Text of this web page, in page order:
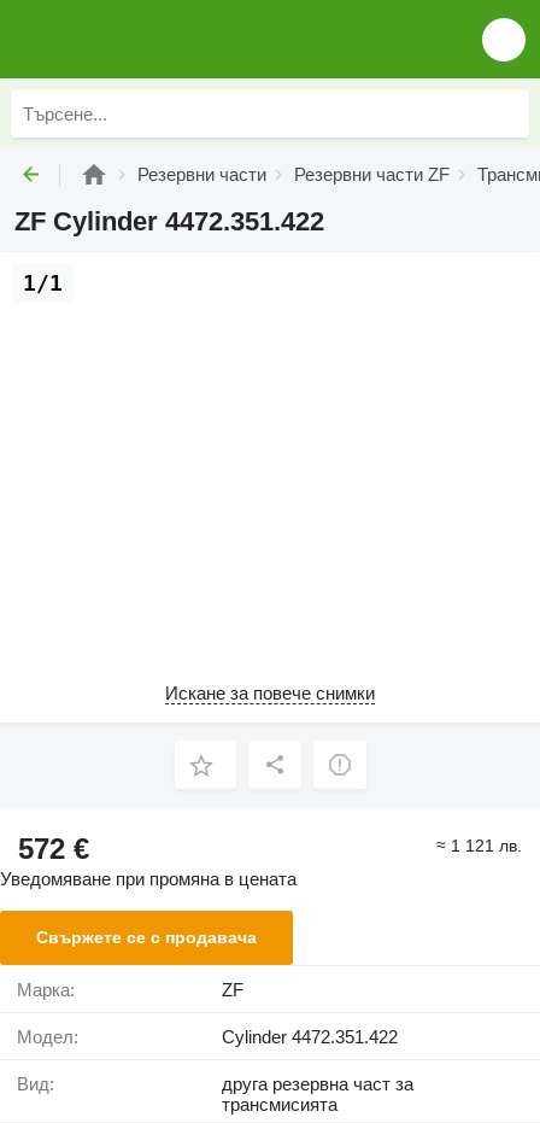
Резервни части Резервни части ZF
ZF Cylinder 4472.351.422
1/1
Искане за повече снимки
572 € ≈ 1 121 лв.
Уведомяване при промяна в цената
Свържете се с продавача
Марка: ZF
Модел: Cylinder 4472.351.422
Вид:
друга резервна част за
трансмисията